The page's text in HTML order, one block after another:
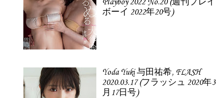
Playboy 2022 No.20 (週刊プレイ
ボーイ 2022年20号)
Yoda Yuki 与田祐希, FLASH
2020.03.17 (フラッシュ 2020年3
月17日号)